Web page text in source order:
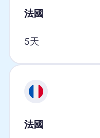
法國
5天
法國